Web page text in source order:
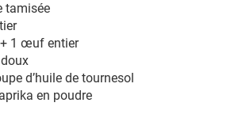
tamisée
+ 1 œuf entier
d’huile de tournesol
en poudre